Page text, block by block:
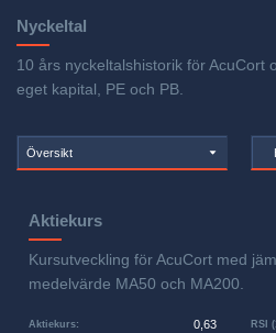
Nyckeltal
10 års nyckeltalshistorik för AcuCort
eget kapital, PE och PB.
Översikt
Aktiekurs
Kursutveckling för AcuCort med
medelvärde MA50 och MA200.
Aktiekurs: 0,63 RSI